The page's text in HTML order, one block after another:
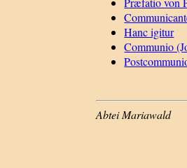
Hanc igitur
Communio
Abtei Mariawald